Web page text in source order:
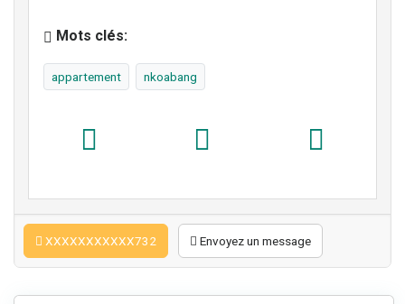
Mots clés:
appartement nkoabang
XXXXXXXXXXX732 Envoyez un message